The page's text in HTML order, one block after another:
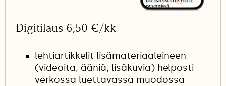
Digitilaus 6,50 €/kk
lehtiartikkelit lisämateriaaleineen
(videoita, ääniä, lisäkuvia) helposti
verkossa luettavassa muodossa